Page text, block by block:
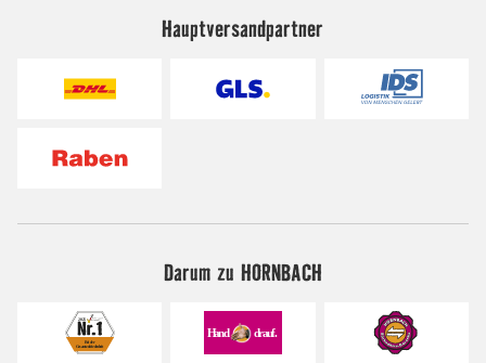
Hauptversandpartner
Darum zu HORNBACH